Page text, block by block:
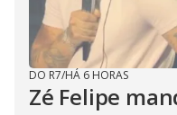
DO R7/HÁ 6 HORAS
Zé Felipe